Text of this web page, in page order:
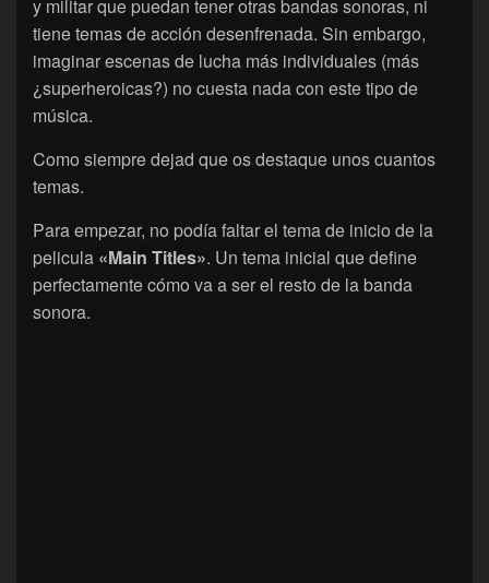
y militar que puedan tener otras bandas sonoras, ni
tiene temas de acción desenfrenada. Sin embargo,
imaginar escenas de lucha más individuales (más
¿superheroicas?) no cuesta nada con este tipo de
música.
Como siempre dejad que os destaque unos cuantos
temas.
Para empezar, no podía faltar el tema de inicio de la
pelicula «Main Titles». Un tema inicial que define
perfectamente cómo va a ser el resto de la banda
sonora.